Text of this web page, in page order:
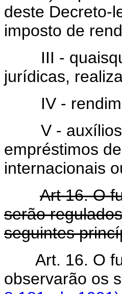
deste Decreto-
imposto de
III -
jurídicas,
IV -
V - auxílios,
empréstimos
internacionais
Art 16. O
serão
seguintes
Art. 16. O
observarão os